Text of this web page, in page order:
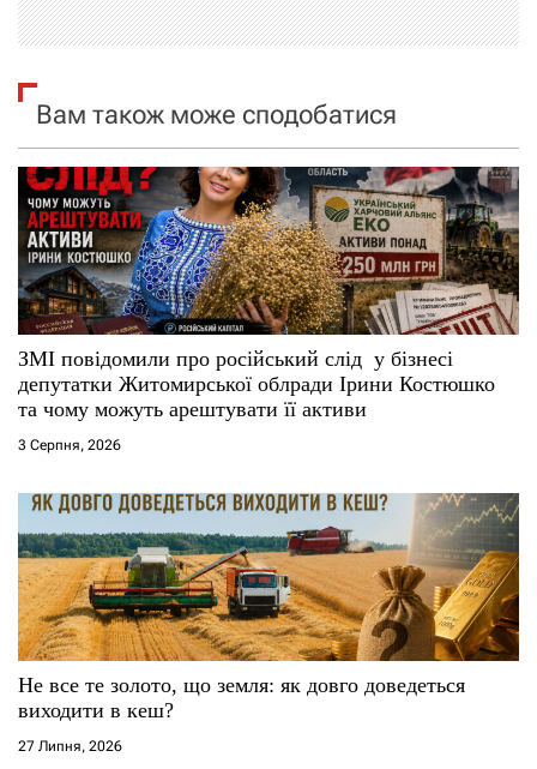
і
а
п
и
с
і
в
Вам також може сподобатися
ЗМІ повідомили про російський слід у бізнесі
депутатки Житомирської облради Ірини Костюшко
та чому можуть арештувати її активи
3 Серпня, 2026
Не все те золото, що земля: як довго доведеться
виходити в кеш?
27 Липня, 2026